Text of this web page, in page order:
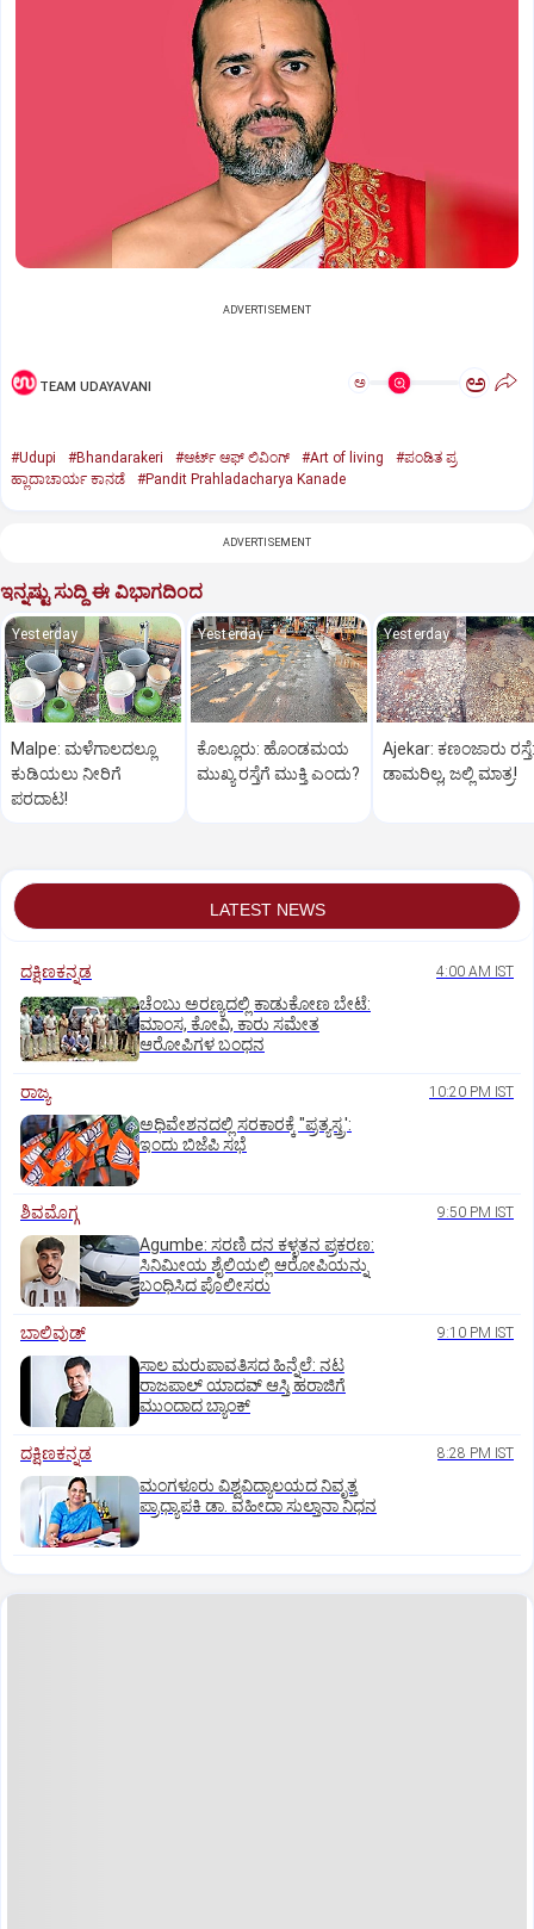
ADVERTISEMENT
TEAM UDAYAVANI ಅ ಅ
#Udupi #Bhandarakeri #ಆರ್ಟ್ ಆಫ್ ಲಿವಿಂಗ್ #Art of living
#ಪಂಡಿತ ಪ್ರ
ಹ್ಲಾದಾಚಾರ್ಯ ಕಾನಡೆ
#Pandit Prahladacharya Kanade
ADVERTISEMENT
ಇನ್ನಷ್ಟು ಸುದ್ದಿ ಈ ವಿಭಾಗದಿಂದ
Yesterday
Malpe: ಮಳೆಗಾಲದಲ್ಲೂ
ಕುಡಿಯಲು ನೀರಿಗೆ
ಪರದಾಟ!
Yesterday
ಕೊಲ್ಲೂರು: ಹೊಂಡಮಯ
ಮುಖ್ಯ ರಸ್ತೆಗೆ ಮುಕ್ತಿ ಎಂದು?
Yesterday
Ajekar: ಕಣಂಜಾರು ರಸ್ತೆ:
ಡಾಮರಿಲ್ಲ, ಜಲ್ಲಿ ಮಾತ್ರ!
LATEST NEWS
ದಕ್ಷಿಣಕನ್ನಡ 4:00 AM IST
ಚೆಂಬು ಅರಣ್ಯದಲ್ಲಿ ಕಾಡುಕೋಣ ಬೇಟೆ:
ಮಾಂಸ, ಕೋವಿ, ಕಾರು ಸಮೇತ
ಆರೋಪಿಗಳ ಬಂಧನ
ರಾಜ್ಯ 10:20 PM IST
ಅಧಿವೇಶನದಲ್ಲಿ ಸರಕಾರಕ್ಕೆ "ಪ್ರತ್ಯಸ್ತ್ರ':
ಇಂದು ಬಿಜೆಪಿ ಸಭೆ
ಶಿವಮೊಗ್ಗ 9:50 PM IST
Agumbe: ಸರಣಿ ದನ ಕಳ್ಳತನ ಪ್ರಕರಣ:
ಸಿನಿಮೀಯ ಶೈಲಿಯಲ್ಲಿ ಆರೋಪಿಯನ್ನು
ಬಂಧಿಸಿದ ಪೊಲೀಸರು
ಬಾಲಿವುಡ್‌ 9:10 PM IST
ಸಾಲ ಮರುಪಾವತಿಸದ ಹಿನ್ನೆಲೆ: ನಟ
ರಾಜಪಾಲ್ ಯಾದವ್‌ ಆಸ್ತಿ ಹರಾಜಿಗೆ
ಮುಂದಾದ ಬ್ಯಾಂಕ್
ದಕ್ಷಿಣಕನ್ನಡ 8:28 PM IST
ಮಂಗಳೂರು ವಿಶ್ವವಿದ್ಯಾಲಯದ ನಿವೃತ್ತ
ಪ್ರಾಧ್ಯಾಪಕಿ ಡಾ. ವಹೀದಾ ಸುಲ್ತಾನಾ ನಿಧನ